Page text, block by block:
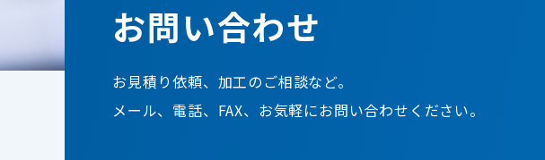
お問い合わせ
お見積り依頼、加工のご相談など。
メール、電話、FAX、お気軽にお問い合わせください。